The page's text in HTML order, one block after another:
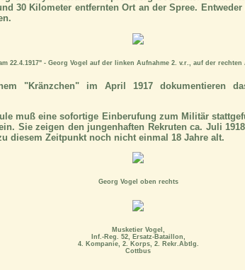
30 Kilometer entfernten Ort an der Spree.
22.4.1917" - Georg Vogel auf der linken Aufnahme 2. v.r., auf der
"Kränzchen" im April 1917 dokumentieren
muß eine sofortige Einberufung zum Militär
Sie zeigen den jungenhaften Rekruten ca. Juli
diesem Zeitpunkt noch nicht einmal 18 Jahre alt.
Georg Vogel oben rechts
Musketier Vogel,
Inf.-Reg. 52, Ersatz-Bataillon,
4. Kompanie, 2. Korps, 2. Rekr.Abtlg.
Cottbus